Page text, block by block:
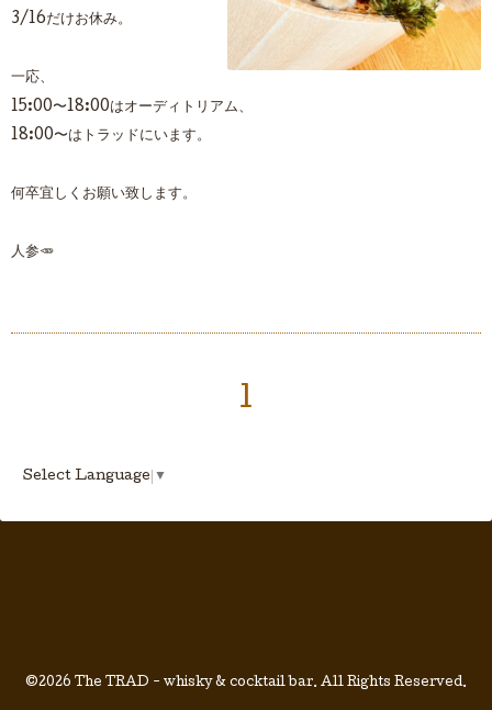
3/16だけお休み。
一応、
15:00〜18:00はオーディトリアム、
18:00〜はトラッドにいます。
何卒宜しくお願い致します。
人参🥕
1
Select Language ▼
©2026 The TRAD - whisky & cocktail bar. All Rights Reserved.